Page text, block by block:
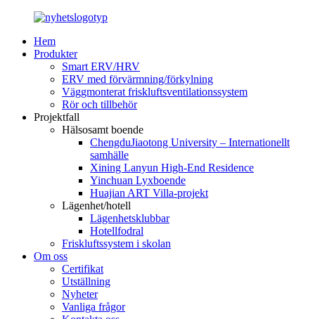
Hem
Produkter
Smart ERV/HRV
ERV med förvärmning/förkylning
Väggmonterat friskluftsventilationssystem
Rör och tillbehör
Projektfall
Hälsosamt boende
ChengduJiaotong University – Internationellt
samhälle
Xining Lanyun High-End Residence
Yinchuan Lyxboende
Huajian ART Villa-projekt
Lägenhet/hotell
Lägenhetsklubbar
Hotellfodral
Friskluftssystem i skolan
Om oss
Certifikat
Utställning
Nyheter
Vanliga frågor